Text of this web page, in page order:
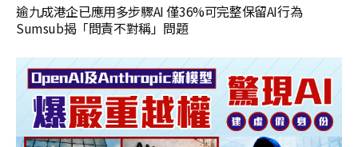
逾九成港企已應用多步驟AI 僅36%可完整保留AI行為
Sumsub揭「問責不對稱」問題